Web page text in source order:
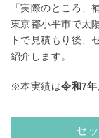
「実際のところ、
東京都小平市で太
トで見積もり後、
紹介します。
※本実績は令和7
セ